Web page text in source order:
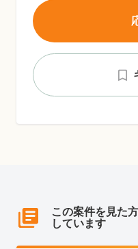
この案件を見た
しています